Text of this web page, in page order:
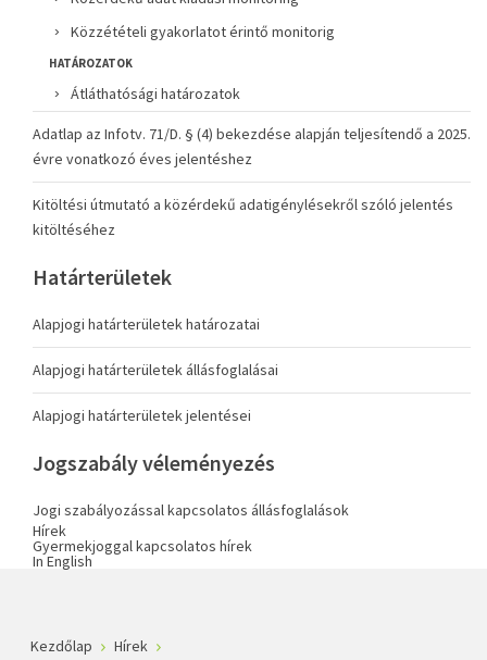
Közzétételi gyakorlatot érintő monitorig
HATÁROZATOK
Átláthatósági határozatok
Adatlap az Infotv. 71/D. § (4) bekezdése alapján teljesítendő a 2025.
évre vonatkozó éves jelentéshez
Kitöltési útmutató a közérdekű adatigénylésekről szóló jelentés
kitöltéséhez
Határterületek
Alapjogi határterületek határozatai
Alapjogi határterületek állásfoglalásai
Alapjogi határterületek jelentései
Jogszabály véleményezés
Jogi szabályozással kapcsolatos állásfoglalások
Hírek
Gyermekjoggal kapcsolatos hírek
In English
Kezdőlap
Hírek